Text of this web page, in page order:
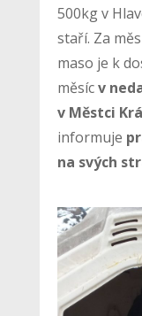
500kg v
staří. Za
maso je k
měsícv
v Městci
informuje
na svých